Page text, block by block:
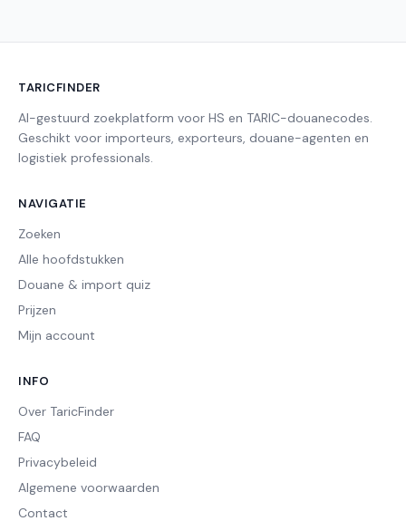
TARICFINDER
AI-gestuurd zoekplatform voor HS en TARIC-douanecodes.
Geschikt voor importeurs, exporteurs, douane-agenten en
logistiek professionals.
NAVIGATIE
Zoeken
Alle hoofdstukken
Douane & import quiz
Prijzen
Mijn account
INFO
Over TaricFinder
FAQ
Privacybeleid
Algemene voorwaarden
Contact